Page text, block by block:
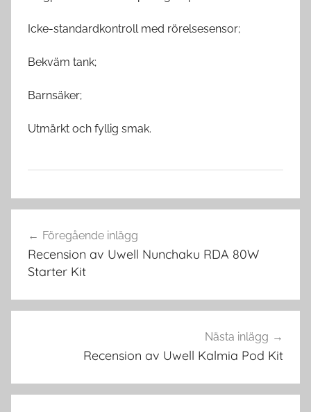
Icke-standardkontroll med rörelsesensor;
Bekväm tank;
Barnsäker;
Utmärkt och fyllig smak.
V
o
Föregående inlägg
Recension av Uwell Nunchaku RDA 80W
Starter Kit
Nästa inlägg
Recension av Uwell Kalmia Pod Kit